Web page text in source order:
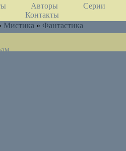
Авторы
Серии
Контакты
Мистика » Фантастика